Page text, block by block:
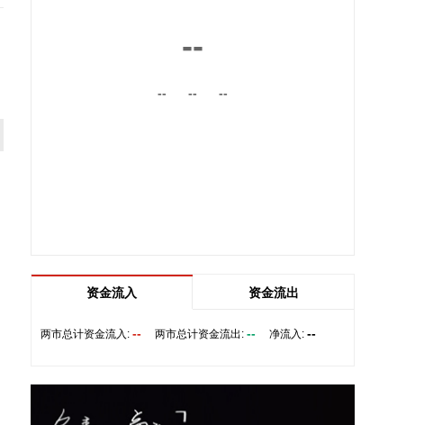
针对沙特方面在也门鲁瓦克、阿卜尔、塞尼耶等地区
击，行动使用了多枚弹道导弹和无人机。 声明称，此
涨超2%，乙二醇、焦煤、瓶片等涨超1%。
谈结束。在意大利罗马举行的黎以谈判6日进入第三
--
-- -- --
资金流入 资金流出
两市总计资金流入: -- 两市总计资金流出: -- 净流入: --